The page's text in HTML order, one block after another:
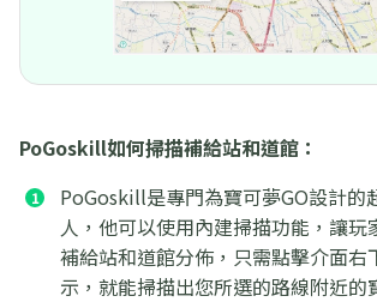
PoGoskill如何掃描補給站和道館：
PoGoskill是專門為寶可夢GO設計的
人，他可以使用內建掃描功能，讓玩
補給站和道館分佈，只需點擊介面右
示，就能掃描出您所選的路線附近的